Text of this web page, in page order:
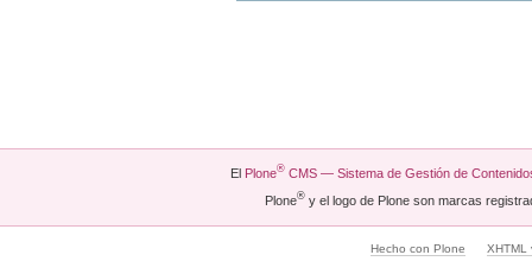
El Plone®CMS — Sistema de Gestión de
Plone®y el logo de Plone son marcas
Hecho con Plone XHTML